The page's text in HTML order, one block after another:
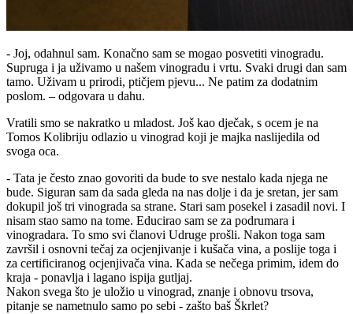
- Joj, odahnul sam. Konačno sam se mogao posvetiti vinogradu.
Supruga i ja uživamo u našem vinogradu i vrtu. Svaki drugi dan sam
tamo. Uživam u prirodi, ptičjem pjevu... Ne patim za dodatnim
poslom. – odgovara u dahu.
Vratili smo se nakratko u mladost. Još kao dječak, s ocem je na
Tomos Kolibriju odlazio u vinograd koji je majka naslijedila od
svoga oca.
- Tata je često znao govoriti da bude to sve nestalo kada njega ne
bude. Siguran sam da sada gleda na nas dolje i da je sretan, jer sam
dokupil još tri vinograda sa strane. Stari sam posekel i zasadil novi. I
nisam stao samo na tome. Educirao sam se za podrumara i
vinogradara. To smo svi članovi Udruge prošli. Nakon toga sam
završil i osnovni tečaj za ocjenjivanje i kušača vina, a poslije toga i
za certificiranog ocjenjivača vina. Kada se nečega primim, idem do
kraja - ponavlja i lagano ispija gutljaj.
Nakon svega što je uložio u vinograd, znanje i obnovu trsova,
pitanje se nametnulo samo po sebi - zašto baš Škrlet?